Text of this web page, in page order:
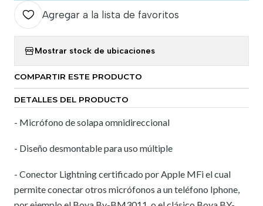
Agregar a la lista de favoritos
Mostrar stock de ubicaciones
COMPARTIR ESTE PRODUCTO
DETALLES DEL PRODUCTO
- Micrófono de solapa omnidireccional
- Diseño desmontable para uso múltiple
- Conector Lightning certificado por Apple MFi el cual
permite conectar otros micrófonos a un teléfono Iphone,